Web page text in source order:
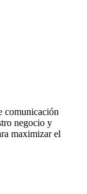
comunicación
negocio y
maximizar el